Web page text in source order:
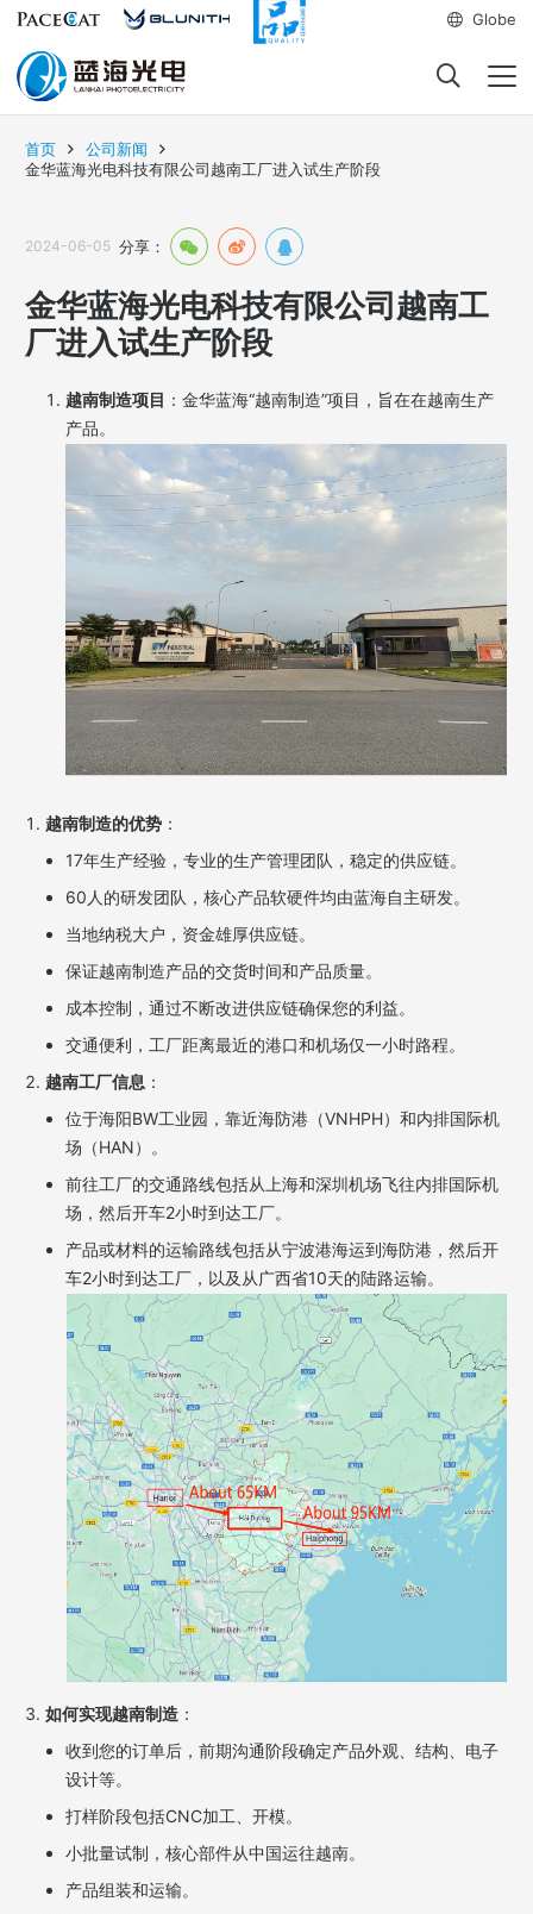
Globe
首页
公司新闻
金华蓝海光电科技有限公司越南工厂进入试生产阶段
2024-06-05 分享：
金华蓝海光电科技有限公司越南工
厂进入试生产阶段
越南制造项目 ：金华蓝海“越南制造”项目，旨在在越南生产
产品。
越南制造的优势：
17年生产经验，专业的生产管理团队，稳定的供应链。
60人的研发团队，核心产品软硬件均由蓝海自主研发。
当地纳税大户，资金雄厚供应链。
保证越南制造产品的交货时间和产品质量。
成本控制，通过不断改进供应链确保您的利益。
交通便利，工厂距离最近的港口和机场仅一小时路程。
越南工厂信息 ：
位于海阳BW工业园，靠近海防港（VNHPH）和内排国际机
场（HAN）。
前往工厂的交通路线包括从上海和深圳机场飞往内排国际机
场，然后开车2小时到达工厂。
产品或材料的运输路线包括从宁波港海运到海防港，然后开
车2小时到达工厂，以及从广西省10天的陆路运输。
如何实现越南制造：
收到您的订单后，前期沟通阶段确定产品外观、结构、电子
设计等。
打样阶段包括CNC加工、开模。
小批量试制，核心部件从中国运往越南。
产品组装和运输。